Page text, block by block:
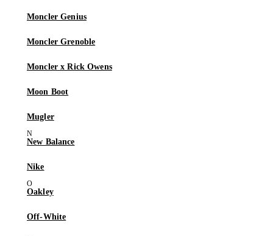
Moncler Genius
Moncler Grenoble
Moncler x Rick Owens
Moon Boot
Mugler
New Balance
Nike
Oakley
Off-White